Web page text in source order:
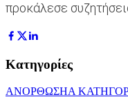
προκάλεσε
Κατηγορίες
ΑΝΟΡΘΩΣΗΑ